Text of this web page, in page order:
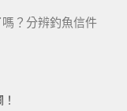
？分辨釣魚信件